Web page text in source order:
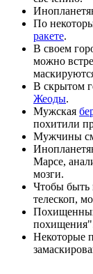
По
ракете.
В своем
можно
В скрытом
Жеоды.
Мужская
похитили
Мужчины
Марсе,
мозги.
Чтобы быть
телескоп,
Некоторые